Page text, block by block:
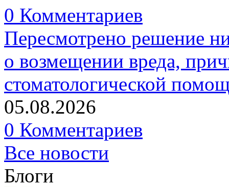
0 Комментариев
Пересмотрено решение
о возмещении вреда,
стоматологической
05.08.2026
0 Комментариев
Все новости
Блоги